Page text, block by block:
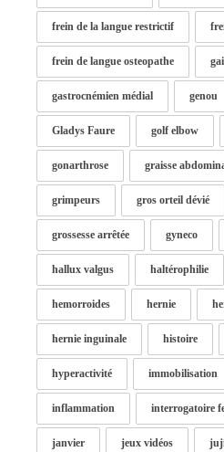
frein de la langue restrictif
frein de langue osteopathe
gastrocnémien médial genou
Gladys Faure golf elbow
gonarthrose graisse
grimpeurs gros orteil dévié
grossesse arrêtée gyneco
hallux valgus haltérophilie
hemorroides hernie
hernie inguinale histoire
hyperactivité immobilisation
inflammation interrogatoire
janvier jeux vidéos